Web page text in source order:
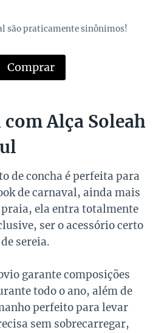
são praticamente sinônimos!
Comprar
Alça Soleah
de concha é perfeita para
de carnaval, ainda mais
praia, ela entra totalmente
ser o acessório certo
sereia.
garante composições
todo o ano, além de
perfeito para levar
sem sobrecarregar,